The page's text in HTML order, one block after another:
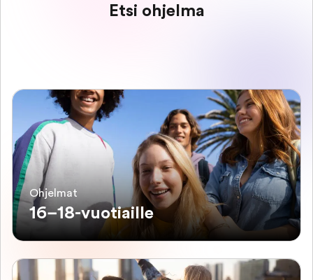
Etsi ohjelma
Ohjelmat
16–18-vuotiaille